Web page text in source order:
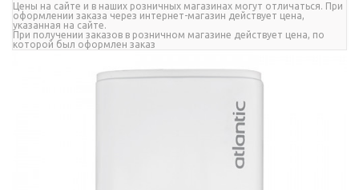
Цены на сайте и в наших розничных магазинах могут отличаться. При
оформлении заказа через интернет-магазин действует цена,
указанная на сайте.
При получении заказов в розничном магазине действует цена, по
которой был оформлен заказ